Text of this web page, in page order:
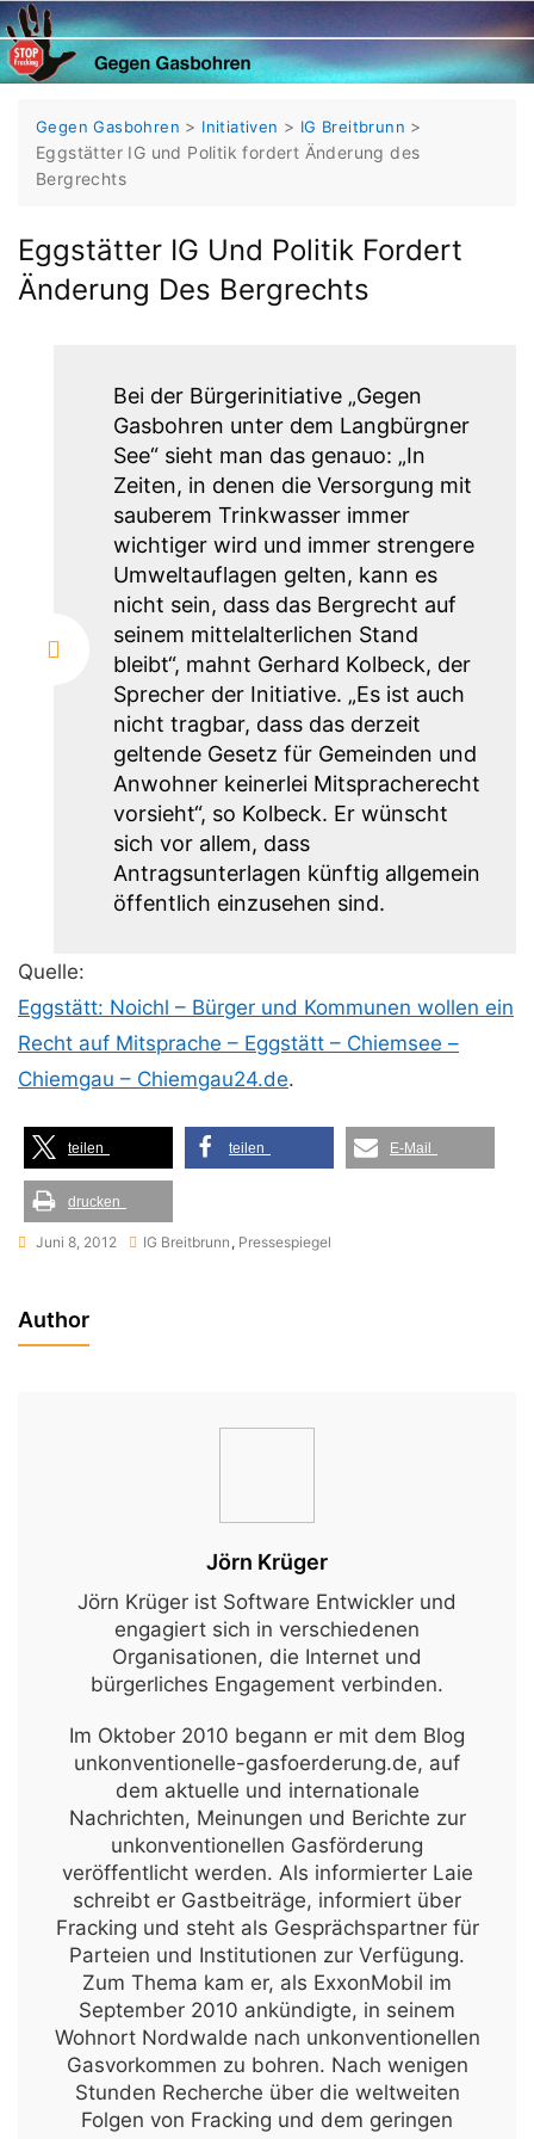
Skip
to
content
Gegen Gasbohren > Initiativen > IG Breitbrunn >
Eggstätter IG und Politik fordert Änderung des
Bergrechts
Eggstätter IG Und Politik Fordert
Änderung Des Bergrechts
Bei der Bürgerinitiative „Gegen
Gasbohren unter dem Langbürgner
See“ sieht man das genauo: „In
Zeiten, in denen die Versorgung mit
sauberem Trinkwasser immer
wichtiger wird und immer strengere
Umweltauflagen gelten, kann es
nicht sein, dass das Bergrecht auf
seinem mittelalterlichen Stand
bleibt“, mahnt Gerhard Kolbeck, der
Sprecher der Initiative. „Es ist auch
nicht tragbar, dass das derzeit
geltende Gesetz für Gemeinden und
Anwohner keinerlei Mitspracherecht
vorsieht“, so Kolbeck. Er wünscht
sich vor allem, dass
Antragsunterlagen künftig allgemein
öffentlich einzusehen sind.
Quelle:
Eggstätt: Noichl – Bürger und Kommunen wollen ein
Recht auf Mitsprache – Eggstätt – Chiemsee –
Chiemgau – Chiemgau24.de.
teilen teilen E-Mail
drucken
Juni 8, 2012 IG Breitbrunn , Pressespiegel
Author
Jörn Krüger
Jörn Krüger ist Software Entwickler und
engagiert sich in verschiedenen
Organisationen, die Internet und
bürgerliches Engagement verbinden.
Im Oktober 2010 begann er mit dem Blog
unkonventionelle-gasfoerderung.de, auf
dem aktuelle und internationale
Nachrichten, Meinungen und Berichte zur
unkonventionellen Gasförderung
veröffentlicht werden. Als informierter Laie
schreibt er Gastbeiträge, informiert über
Fracking und steht als Gesprächspartner für
Parteien und Institutionen zur Verfügung.
Zum Thema kam er, als ExxonMobil im
September 2010 ankündigte, in seinem
Wohnort Nordwalde nach unkonventionellen
Gasvorkommen zu bohren. Nach wenigen
Stunden Recherche über die weltweiten
Folgen von Fracking und dem geringen